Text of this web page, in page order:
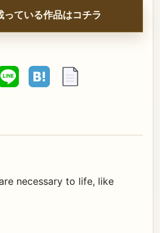
っている作品はコチラ
necessary to life, like